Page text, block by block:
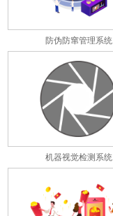
防伪防窜管理系统
机器视觉检测系统